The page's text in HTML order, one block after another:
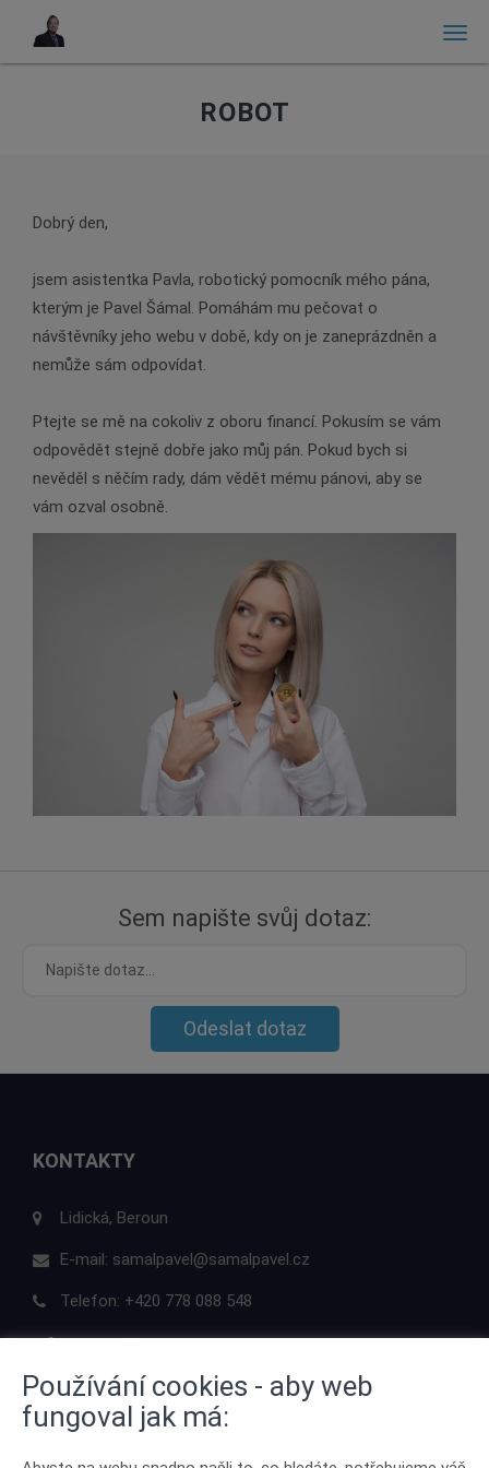
ROBOT
Dobrý den,
jsem asistentka Pavla, robotický pomocník mého pána,
kterým je Pavel Šámal. Pomáhám mu pečovat o
návštěvníky jeho webu v době, kdy on je zaneprázdněn a
nemůže sám odpovídat.
Ptejte se mě na cokoliv z oboru financí. Pokusím se vám
odpovědět stejně dobře jako můj pán. Pokud bych si
nevěděl s něčím rady, dám vědět mému pánovi, aby se
vám ozval osobně.
Sem napište svůj dotaz:
Odeslat dotaz
KONTAKTY
Lidická, Beroun
E-mail: samalpavel@samalpavel.cz
Telefon: +420 778 088 548
ODKAZY
Používání cookies - aby web
fungoval jak má: